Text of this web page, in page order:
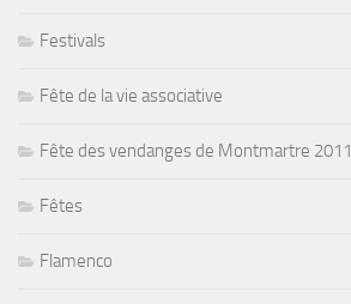
Festivals
Fête de la vie associative
Fête des vendanges de Montmartre 2011
Fêtes
Flamenco